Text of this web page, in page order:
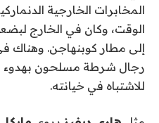
المخابرات الخارجية
الوقت، وكان في الخارج
إلى مطار كوبنهاجن. وهناك
رجال شرطة مسلحون بهدوء
للاشتباه في خيانته.